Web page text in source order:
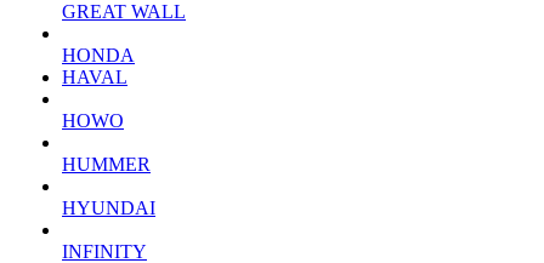
GREAT WALL
HONDA
HAVAL
HOWO
HUMMER
HYUNDAI
INFINITY